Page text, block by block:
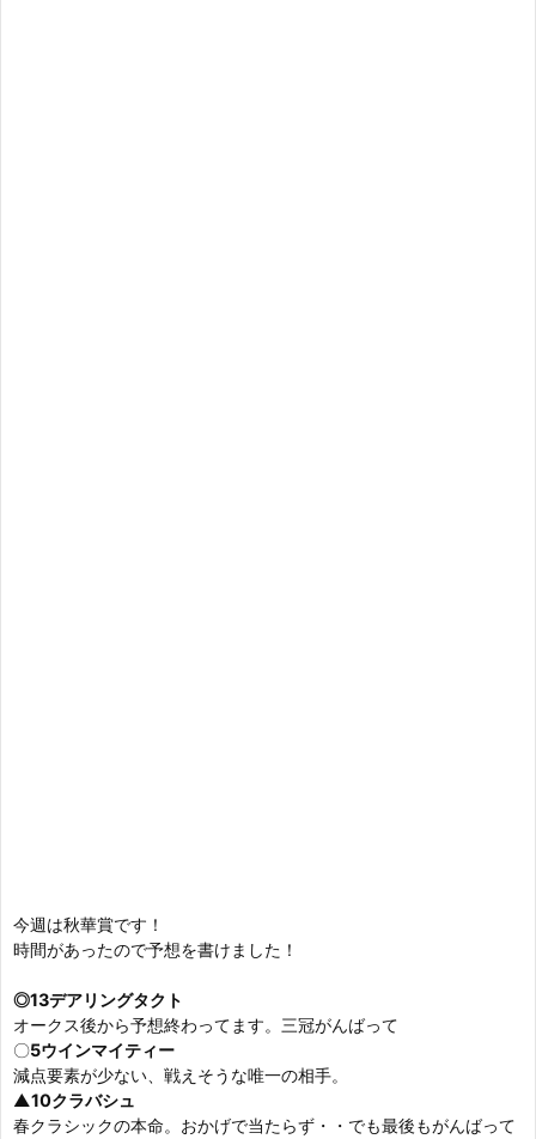
今週は秋華賞です！
時間があったので予想を書けました！
◎13デアリングタクト
オークス後から予想終わってます。三冠がんばって
〇5ウインマイティー
減点要素が少ない、戦えそうな唯一の相手。
▲10クラバシュ
春クラシックの本命。おかげで当たらず・・でも最後もがんばって